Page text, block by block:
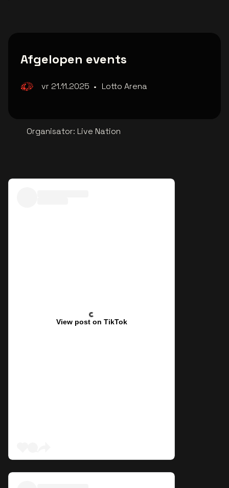
Afgelopen events
vr 21.11.2025 • Lotto Arena
Organisator: Live Nation
View post on TikTok